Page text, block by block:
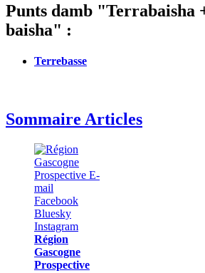
Punts damb "Terrabaisha
baisha" :
Terrebasse
Sommaire Articles
Région
Gascogne
Prospective